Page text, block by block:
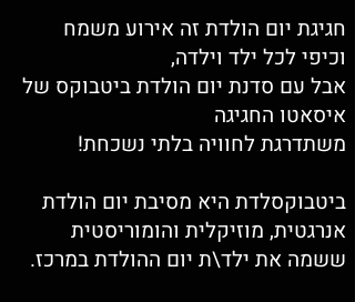
חגיגת יום הולדת זה אירוע משמח
וכיפי לכל ילד וילדה,
אבל עם סדנת יום הולדת ביטבוקס של
איסאטו החגיגה
משתדרגת לחוויה בלתי נשכחת!
ביטבוקסלדת היא מסיבת יום הולדת
אנרגטית, מוזיקלית והומוריסטית
ששמה את ילד\ת יום ההולדת במרכז.